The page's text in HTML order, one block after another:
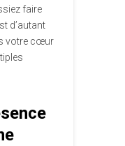
faire
d’autant
votre cœur